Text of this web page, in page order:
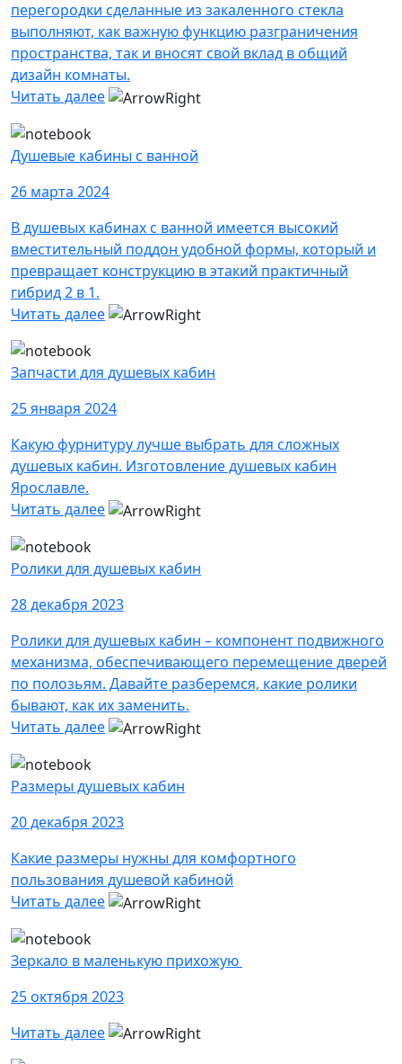
перегородки сделанные из закаленного стекла
выполняют, как важную функцию разграничения
пространства, так и вносят свой вклад в общий
дизайн комнаты.
Читать далее
Душевые кабины с ванной
26 марта 2024
В душевых кабинах с ванной имеется высокий
вместительный поддон удобной формы, который и
превращает конструкцию в этакий практичный
гибрид 2 в 1.
Читать далее
Запчасти для душевых кабин
25 января 2024
Какую фурнитуру лучше выбрать для сложных
душевых кабин. Изготовление душевых кабин
Ярославле.
Читать далее
Ролики для душевых кабин
28 декабря 2023
Ролики для душевых кабин – компонент подвижного
механизма, обеспечивающего перемещение дверей
по полозьям. Давайте разберемся, какие ролики
бывают, как их заменить.
Читать далее
Размеры душевых кабин
20 декабря 2023
Какие размеры нужны для комфортного
пользования душевой кабиной
Читать далее
Зеркало в маленькую прихожую
25 октября 2023
Читать далее